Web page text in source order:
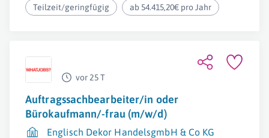
Teilzeit/geringfügig ab 54.415,20€ pro Jahr
vor 25 T
Auftragssachbearbeiter/in oder
Bürokaufmann/-frau (m/w/d)
Englisch Dekor HandelsgmbH & Co KG